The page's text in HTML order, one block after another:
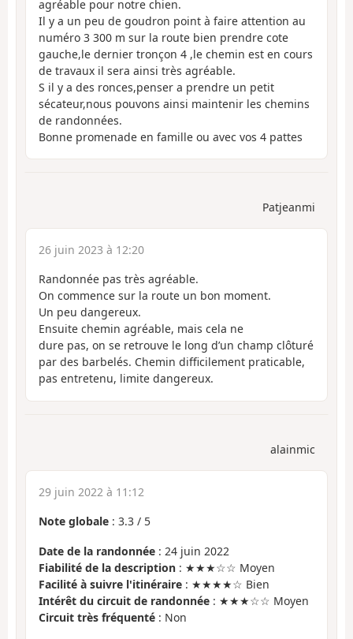
agréable pour notre chien.
Il y a un peu de goudron point à faire attention au
numéro 3 300 m sur la route bien prendre cote
gauche,le dernier tronçon 4 ,le chemin est en cours
de travaux il sera ainsi très agréable.
S il y a des ronces,penser a prendre un petit
sécateur,nous pouvons ainsi maintenir les chemins
de randonnées.
Bonne promenade en famille ou avec vos 4 pattes
Patjeanmi
26 juin 2023 à 12:20
Randonnée pas très agréable.
On commence sur la route un bon moment.
Un peu dangereux.
Ensuite chemin agréable, mais cela ne
dure pas, on se retrouve le long d’un champ clôturé
par des barbelés. Chemin difficilement praticable,
pas entretenu, limite dangereux.
alainmic
29 juin 2022 à 11:12
Note globale : 3.3 / 5
Date de la randonnée : 24 juin 2022
Fiabilité de la description : ★★★☆☆ Moyen
Facilité à suivre l'itinéraire : ★★★★☆ Bien
Intérêt du circuit de randonnée : ★★★☆☆ Moyen
Circuit très fréquenté : Non